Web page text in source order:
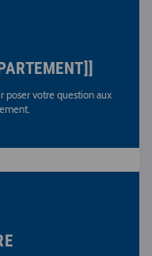
poser votre question aux